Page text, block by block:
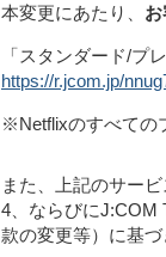
本変更にあたり、
「スタンダード/プ
https://r.jcom.jp/
※Netflixのすべての
また、上記のサー
4、ならびにJ:COM
款の変更等）に基づ